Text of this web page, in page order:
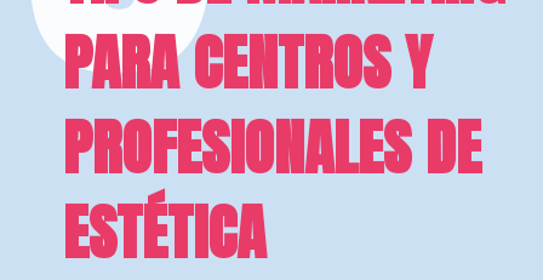
PARA CENTROS Y
PROFESIONALES DE
ESTÉTICA